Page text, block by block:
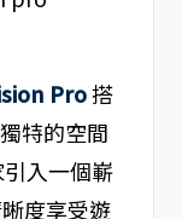
Pro搭
特的空間
入一個嶄
度享受遊